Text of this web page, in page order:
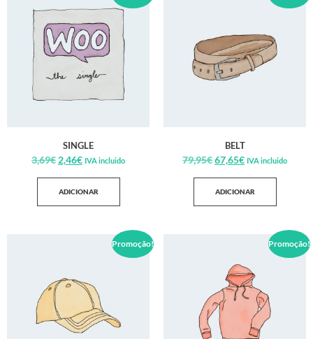
SINGLE
3,69€ 2,46€ IVA incluido
ADICIONAR
BELT
79,95€67,65€ IVA incluido
ADICIONAR
Promoção! Promoção!